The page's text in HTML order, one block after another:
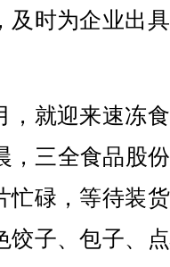
及时为企业出
就迎来速冻
，三全食品股
忙碌，等待装
饺子、包子、